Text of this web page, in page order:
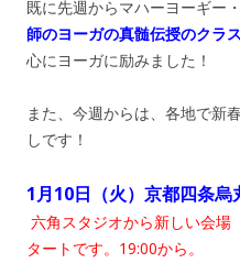
既に先週からマハーヨーギー
師のヨーガの真髄伝授のクラス
心にヨーガに励みました！
また、今週からは、各地で新
しです！
1月10日（火） 京都四条烏
六角スタジオから新しい会場
タートです。19:00から。